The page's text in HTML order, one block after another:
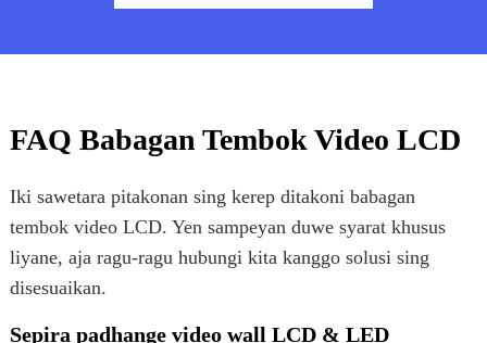
FAQ Babagan Tembok Video LCD
Iki sawetara pitakonan sing kerep ditakoni babagan
tembok video LCD. Yen sampeyan duwe syarat khusus
liyane, aja ragu-ragu hubungi kita kanggo solusi sing
disesuaikan.
Sepira padhange video wall LCD & LED